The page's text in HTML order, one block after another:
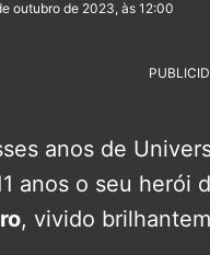
outubro de 2023, às 12:00
anos de
anos o seu herói
, vivido